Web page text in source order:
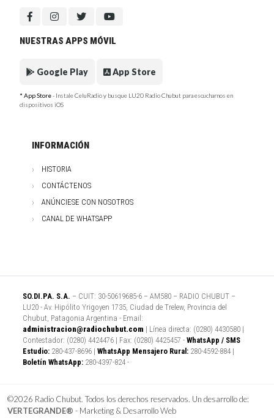
NUESTRAS APPS MÓVIL
Google Play App Store
* App Store- Instale CeluRadio y busque LU20 Radio Chubut para escucharnos en
dispositivos iOS
INFORMACIÓN
HISTORIA
CONTÁCTENOS
ANÚNCIESE CON NOSOTROS
CANAL DE WHATSAPP
SO.DI.PA. S.A. – CUIT: 30-50619685-6 – AM580 – RADIO CHUBUT –
LU20 - Av. Hipólito Yrigoyen 1735, Ciudad de Trelew, Provincia del
Chubut, Patagonia Argentina - Email:
administracion@radiochubut.com | Línea directa: (0280) 4430580 |
Contestador: (0280) 4424476 | Fax: (0280) 4425457 - WhatsApp / SMS
Estudio: 280-437-8696 | WhatsApp Mensajero Rural: 280-4592-884 |
Boletín WhatsApp: 280-4397-824 -
©2026 Radio Chubut. Todos los derechos reservados. Un desarrollo de:
VERTEGRANDE® - Marketing & Desarrollo Web